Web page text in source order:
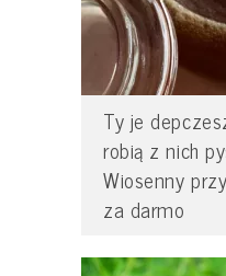
Ty je
robią z nich
Wiosenny
za darmo